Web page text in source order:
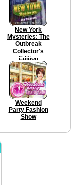
New York
Mysteries: The
Outbreak
Collector's
Edition
Weekend
Party Fashion
Show